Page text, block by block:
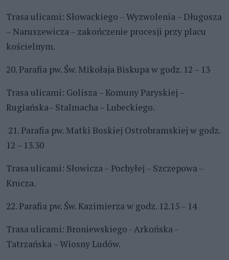
Trasa ulicami: Słowackiego – Wyzwolenia – Długosza
– Naruszewicza – zakończenie procesji przy placu
kościelnym.
20. Parafia pw. Św. Mikołaja Biskupa w godz. 12 – 13
Trasa ulicami: Golisza – Komuny Paryskiej –
Rugiańska– Stalmacha – Lubeckiego.
21. Parafia pw. Matki Boskiej Ostrobramskiej w godz.
12 – 13.30
Trasa ulicami: Słowicza – Pochyłej – Szczepowa –
Krucza.
22. Parafia pw. Św. Kazimierza w godz. 12.15 – 14
Trasa ulicami: Broniewskiego - Arkońska -
Tatrzańska – Wiosny Ludów.